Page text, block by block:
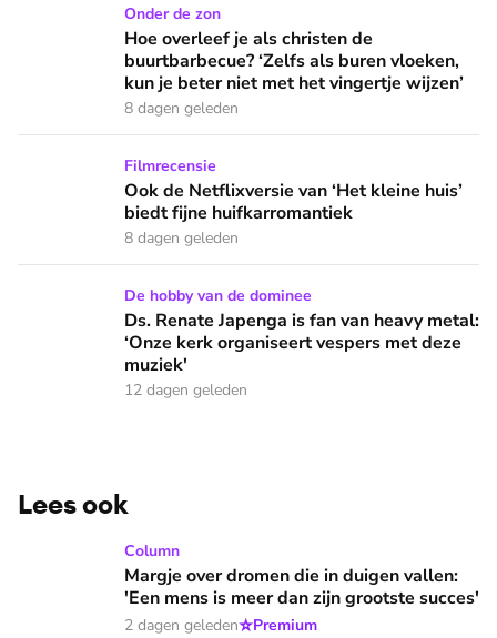
Hoe overleef je als christen de buurtbarbecue? ‘Zelfs als
Onder de zon
Hoe overleef je als christen de
buurtbarbecue? ‘Zelfs als buren vloeken,
kun je beter niet met het vingertje wijzen’
8 dagen geleden
Ook de Netflixversie van ‘Het kleine huis’ biedt fijne
Filmrecensie
Ook de Netflixversie van ‘Het kleine huis’
biedt fijne huifkarromantiek
8 dagen geleden
Ds. Renate Japenga is fan van heavy metal: ‘Onze kerk
De hobby van de dominee
Ds. Renate Japenga is fan van heavy metal:
‘Onze kerk organiseert vespers met deze
muziek'
12 dagen geleden
Lees ook
Margje over dromen die in duigen vallen: 'Een mens is
Column
Margje over dromen die in duigen vallen:
'Een mens is meer dan zijn grootste succes'
2 dagen geleden⭐Premium